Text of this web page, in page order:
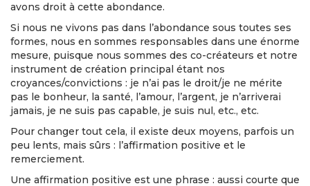
avons droit à cette abondance.
Si nous ne vivons pas dans l’abondance sous toutes ses
formes, nous en sommes responsables dans une énorme
mesure, puisque nous sommes des co-créateurs et notre
instrument de création principal étant nos
croyances/convictions : je n’ai pas le droit/je ne mérite
pas le bonheur, la santé, l’amour, l’argent, je n’arriverai
jamais, je ne suis pas capable, je suis nul, etc., etc.
Pour changer tout cela, il existe deux moyens, parfois un
peu lents, mais sûrs : l’affirmation positive et le
remerciement.
Une affirmation positive est une phrase : aussi courte que